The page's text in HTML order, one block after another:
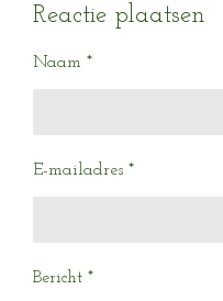
e
n
l
e
e
n
Reactie plaatsen
Naam *
E-mailadres *
Bericht *